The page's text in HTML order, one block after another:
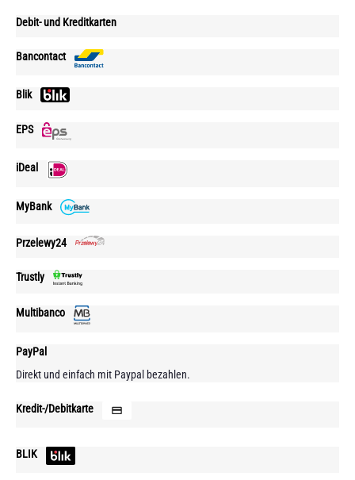
Debit- und Kreditkarten
Bancontact
Blik
EPS
iDeal
MyBank
Przelewy24
Trustly
Multibanco
PayPal
Direkt und einfach mit Paypal bezahlen.
Kredit-/Debitkarte
BLIK